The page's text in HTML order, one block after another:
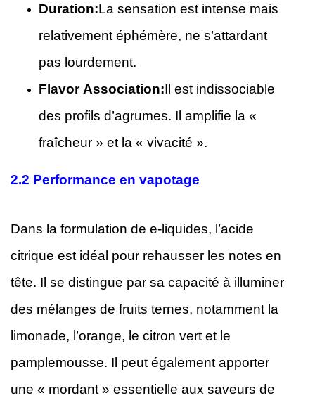
Duration:La sensation est intense mais
relativement éphémère, ne s’attardant
pas lourdement.
Flavor Association:Il est indissociable
des profils d’agrumes. Il amplifie la «
fraîcheur » et la « vivacité ».
2.2 Performance en vapotage
Dans la formulation de e-liquides, l’acide
citrique est idéal pour rehausser les notes en
tête. Il se distingue par sa capacité à illuminer
des mélanges de fruits ternes, notamment la
limonade, l’orange, le citron vert et le
pamplemousse. Il peut également apporter
une « mordant » essentielle aux saveurs de